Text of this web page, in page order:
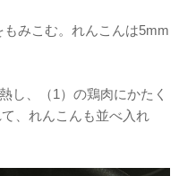
みこむ。れんこんは5mm
し、（1）の鶏肉にかたく
、れんこんも並べ入れ